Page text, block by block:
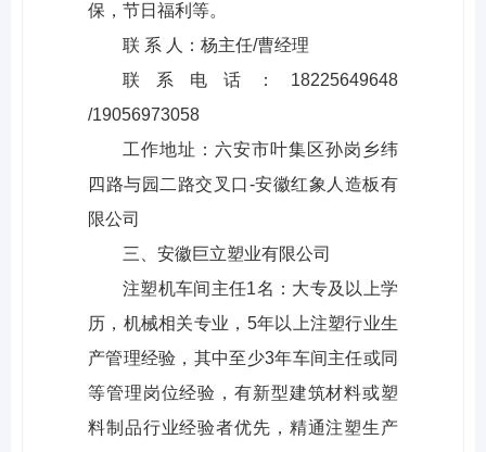
保，节日福利等。
联 系 人：杨主任/曹经理
联系电话：18225649648
/19056973058
工作地址：六安市叶集区孙岗乡纬
四路与园二路交叉口-安徽红象人造板有
限公司
三、安徽巨立塑业有限公司
注塑机车间主任1名：大专及以上学
历，机械相关专业，5年以上注塑行业生
产管理经验，其中至少3年车间主任或同
等管理岗位经验，有新型建筑材料或塑
料制品行业经验者优先，精通注塑生产